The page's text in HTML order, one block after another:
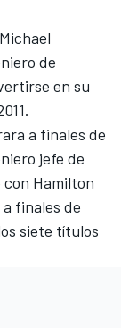
Michael
de
en su
a finales de
jefe de
con Hamilton
finales de
siete títulos